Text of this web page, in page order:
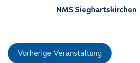
NMS Sieghartskirchen
Vorherige Veranstaltung